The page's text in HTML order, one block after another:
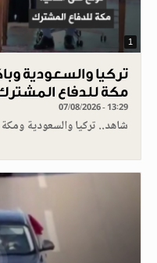
1
تركيا والسعودية
مكة للدفاع
07/08/2026 - 13:29
شاهد.. تركيا والسعودية